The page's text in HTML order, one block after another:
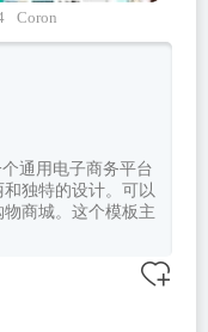
Coron
通用电子商务平台
独特的设计。可以
商城。这个模板主